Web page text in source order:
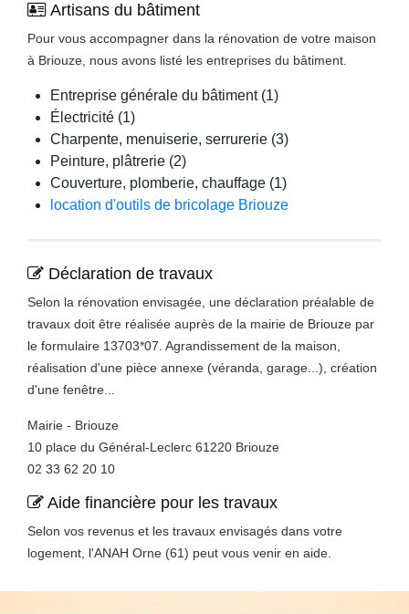
Artisans du bâtiment
Pour vous accompagner dans la rénovation de votre maison
à Briouze, nous avons listé les entreprises du bâtiment.
Entreprise générale du bâtiment (1)
Électricité (1)
Charpente, menuiserie, serrurerie (3)
Peinture, plâtrerie (2)
Couverture, plomberie, chauffage (1)
location d'outils de bricolage Briouze
Déclaration de travaux
Selon la rénovation envisagée, une déclaration préalable de
travaux doit être réalisée auprès de la mairie de Briouze par
le formulaire 13703*07. Agrandissement de la maison,
réalisation d'une pièce annexe (véranda, garage...), création
d'une fenêtre...
Mairie - Briouze
10 place du Général-Leclerc 61220 Briouze
02 33 62 20 10
Aide financière pour les travaux
Selon vos revenus et les travaux envisagés dans votre
logement, l'ANAH Orne (61) peut vous venir en aide.